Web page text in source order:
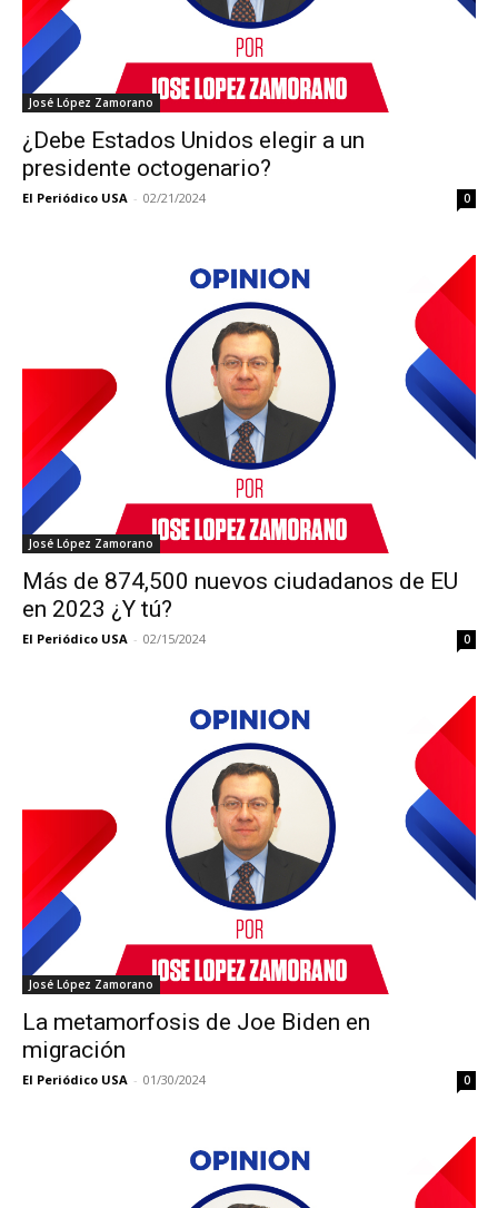
José López Zamorano
¿Debe Estados Unidos elegir a un
presidente octogenario?
El Periódico USA - 02/21/2024 0
José López Zamorano
Más de 874,500 nuevos ciudadanos de EU
en 2023 ¿Y tú?
El Periódico USA - 02/15/2024 0
José López Zamorano
La metamorfosis de Joe Biden en
migración
El Periódico USA - 01/30/2024 0